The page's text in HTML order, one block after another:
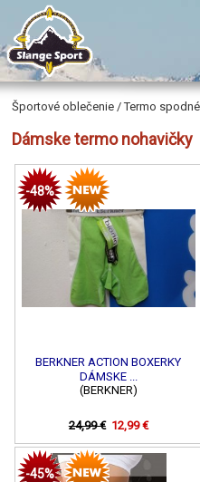
Športové oblečenie / Termo
Dámske termo nohavičky
-48%
BERKNER ACTION BOXERKY
DÁMSKE ...
(BERKNER)
24,99 € 12,99 €
-45%